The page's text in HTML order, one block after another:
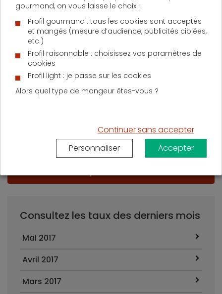
Je découvre le meilleur taux pour mon
Consultez les taux des derniers mois
Mai 2017
Avril 2017
Mars 2017
gourmand, on vous laisse le choix :
Profil gourmand : tous les cookies sont acceptés
et mangés (mesure d’audience, publicités ciblées,
etc.)
Profil raisonnable : choisissez vos paramètres de
cookies
Profil light : je passe sur les cookies
Alors quel type de mangeur êtes-vous ?
Continuer sans accepter
Personnaliser
Accepter